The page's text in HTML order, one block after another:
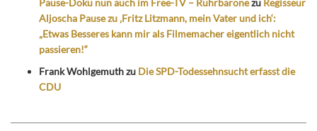
Pause-Doku nun auch im Free-TV – Ruhrbaronezu Regisseur
Aljoscha Pause zu ‚Fritz Litzmann, mein Vater und ich‘:
„Etwas Besseres kann mir als Filmemacher eigentlich nicht
passieren!“
Frank Wohlgemuthzu Die SPD-Todessehnsucht erfasst die
CDU